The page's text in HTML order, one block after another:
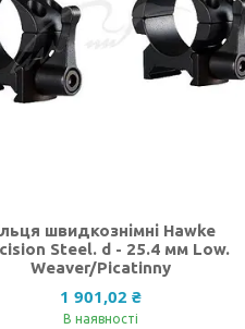
швидкознімні Hawke
Steel. d - 25.4 мм Low.
Weaver/Picatinny
1 901,02 ₴
В наявності